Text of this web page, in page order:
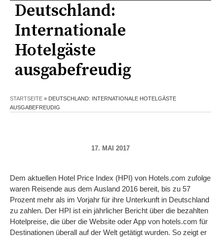
Deutschland:
Internationale
Hotelgäste
ausgabefreudig
STARTSEITE » DEUTSCHLAND: INTERNATIONALE HOTELGÄSTE
AUSGABEFREUDIG
17. MAI 2017
Dem aktuellen Hotel Price Index (HPI) von Hotels.com zufolge
waren Reisende aus dem Ausland 2016 bereit, bis zu 57
Prozent mehr als im Vorjahr für ihre Unterkunft in Deutschland
zu zahlen. Der HPI ist ein jährlicher Bericht über die bezahlten
Hotelpreise, die über die Website oder App von hotels.com für
Destinationen überall auf der Welt getätigt wurden. So zeigt er